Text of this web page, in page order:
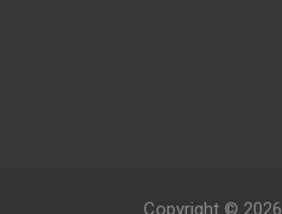
Copyright © 2026